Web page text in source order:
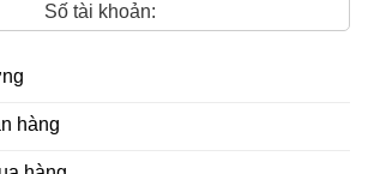
kèm:
Gỗ Mỹ Nghệ Bảo Lộc:
Số tài khoản:
hàng